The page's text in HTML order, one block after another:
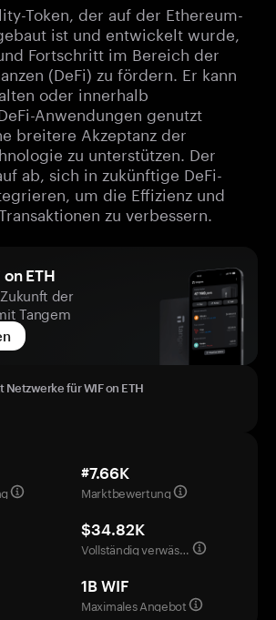
Token, der auf der Ethereum-
ist und entwickelt wurde,
Fortschritt im Bereich der
(DeFi) zu fördern. Er kann
oder innerhalb
Anwendungen genutzt
breitere Akzeptanz der
zu unterstützen. Der
ab, sich in zukünftige DeFi-
um die Effizienz und
zu verbessern.
ETH
der
Tangem
für WIF on ETH
#7.66K
Marktbewertung
$34.82K
Vollständig verwässerte Bewertung
1B WIF
Maximales Angebot